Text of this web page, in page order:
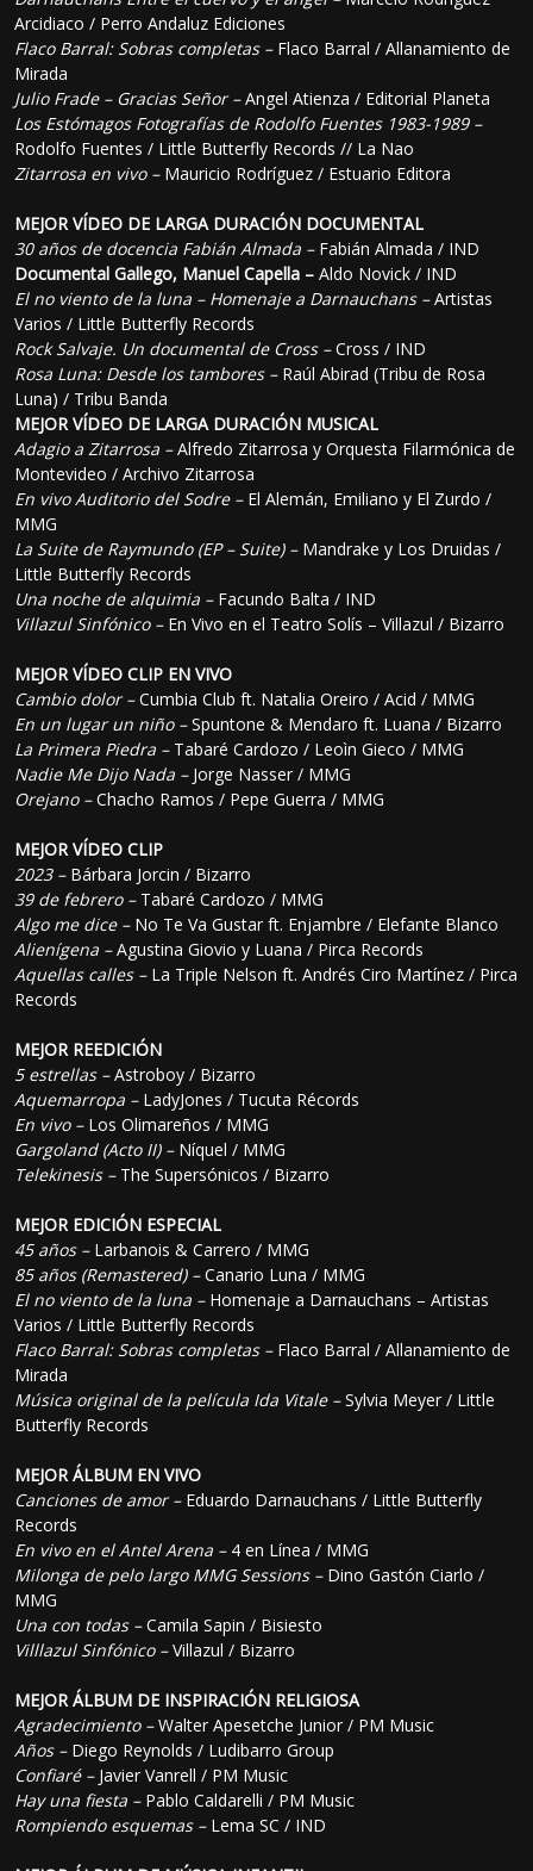
Arcidiaco / Perro Andaluz Ediciones
Flaco Barral: Sobras completas –Flaco Barral / Allanamiento de
Mirada
Julio Frade – Gracias Señor –Angel Atienza / Editorial Planeta
Los Estómagos Fotografías de Rodolfo Fuentes 1983-1989 –
Rodolfo Fuentes / Little Butterfly Records // La Nao
Zitarrosa en vivo –Mauricio Rodríguez / Estuario Editora
MEJOR VÍDEO DE LARGA DURACIÓN DOCUMENTAL
30 años de docencia Fabián Almada –Fabián Almada / IND
Documental Gallego, Manuel Capella – Aldo Novick / IND
El no viento de la luna – Homenaje a Darnauchans –Artistas
Varios / Little Butterfly Records
Rock Salvaje. Un documental de Cross –Cross / IND
Rosa Luna: Desde los tambores –Raúl Abirad (Tribu de Rosa
Luna) / Tribu Banda
MEJOR VÍDEO DE LARGA DURACIÓN MUSICAL
Adagio a Zitarrosa –Alfredo Zitarrosa y Orquesta Filarmónica de
Montevideo / Archivo Zitarrosa
En vivo Auditorio del Sodre –El Alemán, Emiliano y El Zurdo /
MMG
La Suite de Raymundo (EP – Suite) –Mandrake y Los Druidas /
Little Butterfly Records
Una noche de alquimia –Facundo Balta / IND
Villazul Sinfónico –En Vivo en el Teatro Solís – Villazul / Bizarro
MEJOR VÍDEO CLIP EN VIVO
Cambio dolor –Cumbia Club ft. Natalia Oreiro / Acid / MMG
En un lugar un niño –Spuntone & Mendaro ft. Luana / Bizarro
La Primera Piedra –Tabaré Cardozo / Leoìn Gieco / MMG
Nadie Me Dijo Nada –Jorge Nasser / MMG
Orejano –Chacho Ramos / Pepe Guerra / MMG
MEJOR VÍDEO CLIP
2023 –Bárbara Jorcin / Bizarro
39 de febrero –Tabaré Cardozo / MMG
Algo me dice –No Te Va Gustar ft. Enjambre / Elefante Blanco
Alienígena –Agustina Giovio y Luana / Pirca Records
Aquellas calles –La Triple Nelson ft. Andrés Ciro Martínez / Pirca
Records
MEJOR REEDICIÓN
5 estrellas –Astroboy / Bizarro
Aquemarropa –LadyJones / Tucuta Récords
En vivo –Los Olimareños / MMG
Gargoland (Acto II) –Níquel / MMG
Telekinesis –The Supersónicos / Bizarro
MEJOR EDICIÓN ESPECIAL
45 años –Larbanois & Carrero / MMG
85 años (Remastered) –Canario Luna / MMG
El no viento de la luna –Homenaje a Darnauchans – Artistas
Varios / Little Butterfly Records
Flaco Barral: Sobras completas –Flaco Barral / Allanamiento de
Mirada
Música original de la película Ida Vitale –Sylvia Meyer / Little
Butterfly Records
MEJOR ÁLBUM EN VIVO
Canciones de amor –Eduardo Darnauchans / Little Butterfly
Records
En vivo en el Antel Arena –4 en Línea / MMG
Milonga de pelo largo MMG Sessions –Dino Gastón Ciarlo /
MMG
Una con todas –Camila Sapin / Bisiesto
Villlazul Sinfónico –Villazul / Bizarro
MEJOR ÁLBUM DE INSPIRACIÓN RELIGIOSA
Agradecimiento –Walter Apesetche Junior / PM Music
Años –Diego Reynolds / Ludibarro Group
Confiaré –Javier Vanrell / PM Music
Hay una fiesta –Pablo Caldarelli / PM Music
Rompiendo esquemas –Lema SC / IND